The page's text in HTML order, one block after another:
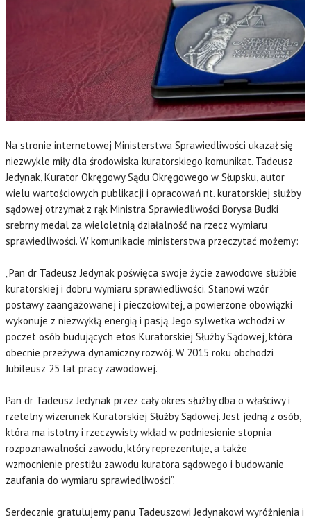
Na stronie internetowej Ministerstwa Sprawiedliwości ukazał się
niezwykle miły dla środowiska kuratorskiego komunikat. Tadeusz
Jedynak, Kurator Okręgowy Sądu Okręgowego w Słupsku, autor
wielu wartościowych publikacji i opracowań nt. kuratorskiej służby
sądowej otrzymał z rąk Ministra Sprawiedliwości Borysa Budki
srebrny medal za wieloletnią działalność na rzecz wymiaru
sprawiedliwości. W komunikacie ministerstwa przeczytać możemy:
„Pan dr Tadeusz Jedynak poświęca swoje życie zawodowe służbie
kuratorskiej i dobru wymiaru sprawiedliwości. Stanowi wzór
postawy zaangażowanej i pieczołowitej, a powierzone obowiązki
wykonuje z niezwykłą energią i pasją. Jego sylwetka wchodzi w
poczet osób budujących etos Kuratorskiej Służby Sądowej, która
obecnie przeżywa dynamiczny rozwój. W 2015 roku obchodzi
Jubileusz 25 lat pracy zawodowej.
Pan dr Tadeusz Jedynak przez cały okres służby dba o właściwy i
rzetelny wizerunek Kuratorskiej Służby Sądowej. Jest jedną z osób,
która ma istotny i rzeczywisty wkład w podniesienie stopnia
rozpoznawalności zawodu, który reprezentuje, a także
wzmocnienie prestiżu zawodu kuratora sądowego i budowanie
zaufania do wymiaru sprawiedliwości”.
Serdecznie gratulujemy panu Tadeuszowi Jedynakowi wyróżnienia i